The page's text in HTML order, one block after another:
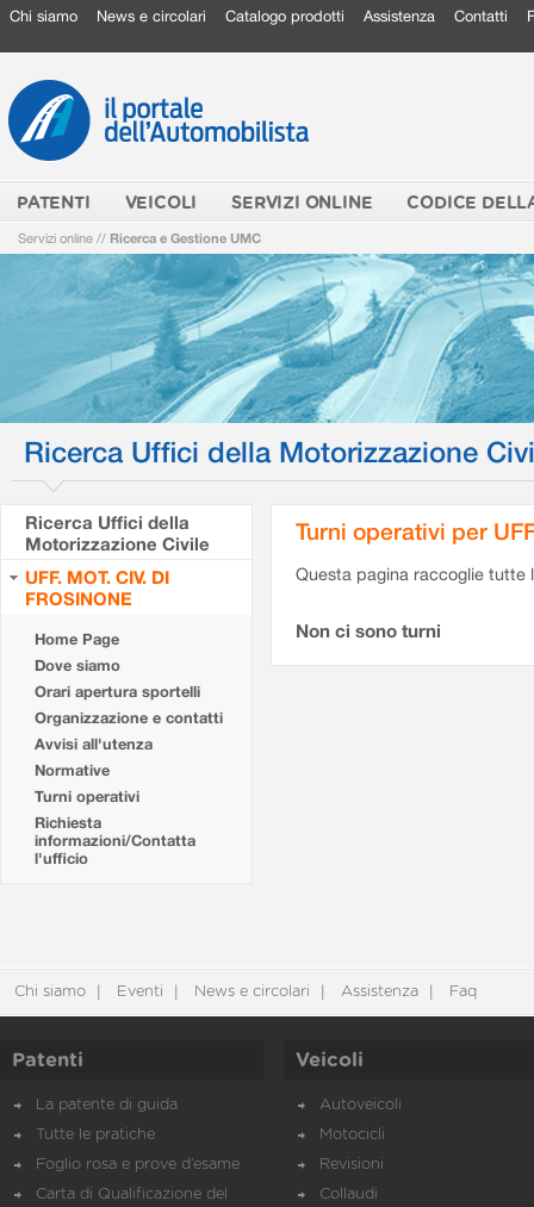
Chi siamo News e circolari Catalogo prodotti Assistenza Contatti
PATENTI VEICOLI SERVIZI ONLINE CODICE
Servizi online // Ricerca e Gestione UMC
Ricerca Uffici della Motorizzazione
Ricerca Uffici della
Motorizzazione Civile
UFF. MOT. CIV. DI
FROSINONE
Home Page
Dove siamo
Orari apertura sportelli
Organizzazione e contatti
Avvisi all'utenza
Normative
Turni operativi
Richiesta
informazioni/Contatta
l'ufficio
Turni operativi per
Questa pagina raccoglie tutte
Non ci sono turni
Chi siamo Eventi News e circolari Assistenza Faq
Patenti
La patente di guida
Tutte le pratiche
Foglio rosa e prove d’esame
Carta di Qualificazione del
Veicoli
Autoveicoli
Motocicli
Revisioni
Collaudi